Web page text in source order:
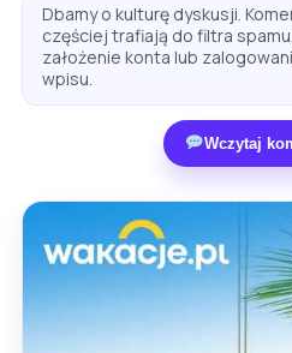
Dbamy o kulturę dyskusji.
częściej trafiają do filtra
założenie konta lub
wpisu.
Wczytaj